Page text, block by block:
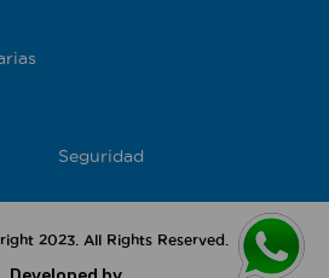
Seguridad
2023. All Rights Reserved.